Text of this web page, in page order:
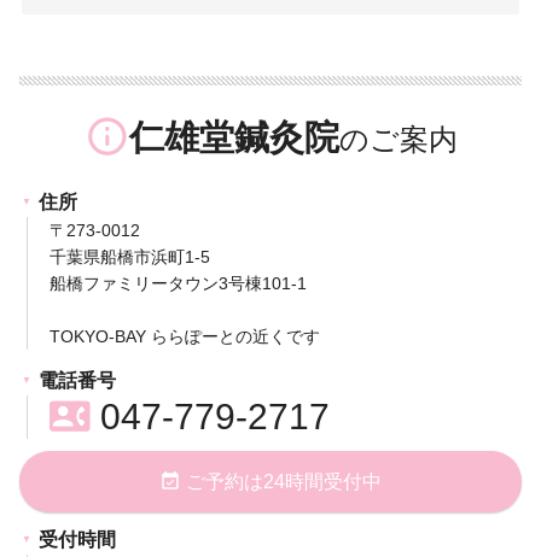
info_outline仁雄堂鍼灸院
住所
〒273-0012
千葉県船橋市浜町1-5
船橋ファミリータウン3号棟101-1
TOKYO-BAY ららぽーとの近くです
電話番号
contact_phone047-779-2717
event_available ご予約は24時間受付中
受付時間